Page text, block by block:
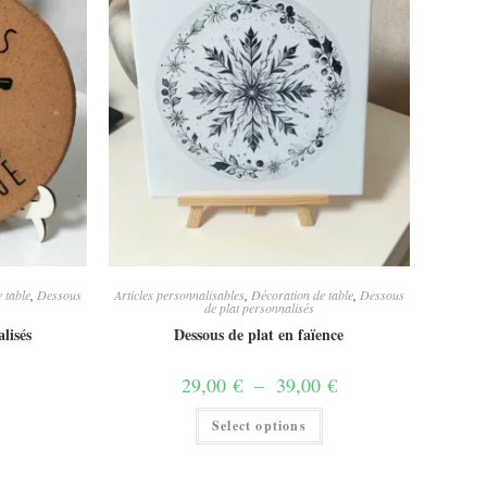
table Dessous Articles personnalisables, Décoration de table, Dessous
de plat personnalisés
Dessous de plat en faïence
29,00 € – 39,00 €Plage
de
Select options
Ce
a